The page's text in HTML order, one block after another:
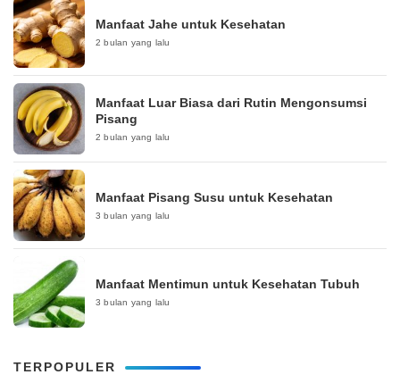
Manfaat Jahe untuk Kesehatan
2 bulan yang lalu
Manfaat Luar Biasa dari Rutin Mengonsumsi
Pisang
2 bulan yang lalu
Manfaat Pisang Susu untuk Kesehatan
3 bulan yang lalu
Manfaat Mentimun untuk Kesehatan Tubuh
3 bulan yang lalu
TERPOPULER